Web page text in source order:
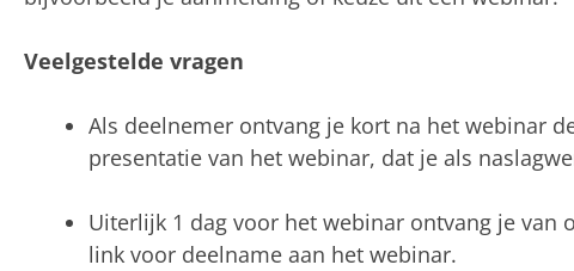
Veelgestelde vragen
Als deelnemer ontvang je kort na het webinar
presentatie van het webinar, dat je als
Uiterlijk 1 dag voor het webinar ontvang je van
link voor deelname aan het webinar.